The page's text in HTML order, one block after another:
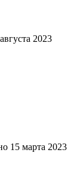
2023
15 марта 2023